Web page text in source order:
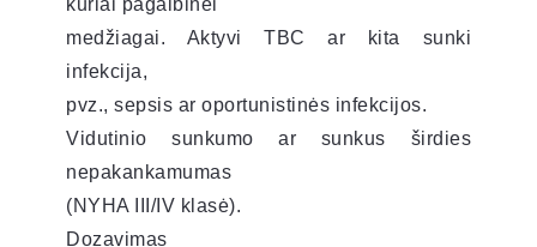
medžiagai. Aktyvi TBC ar kita sunki
infekcija,
pvz., sepsis ar oportunistinės infekcijos.
Vidutinio sunkumo ar sunkus širdies
nepakankamumas
(NYHA III/IV klasė).
Dozavimas